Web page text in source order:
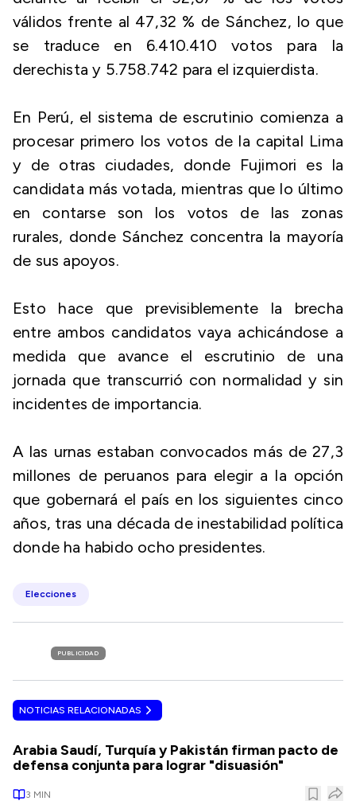
válidos frente al 47,32 % de Sánchez, lo que
se traduce en 6.410.410 votos para la
derechista y 5.758.742 para el izquierdista.
En Perú, el sistema de escrutinio comienza a
procesar primero los votos de la capital Lima
y de otras ciudades, donde Fujimori es la
candidata más votada, mientras que lo último
en contarse son los votos de las zonas
rurales, donde Sánchez concentra la mayoría
de sus apoyos.
Esto hace que previsiblemente la brecha
entre ambos candidatos vaya achicándose a
medida que avance el escrutinio de una
jornada que transcurrió con normalidad y sin
incidentes de importancia.
A las urnas estaban convocados más de 27,3
millones de peruanos para elegir a la opción
que gobernará el país en los siguientes cinco
años, tras una década de inestabilidad política
donde ha habido ocho presidentes.
Elecciones
PUBLICIDAD
NOTICIAS RELACIONADAS
Arabia Saudí, Turquía y Pakistán firman pacto de
defensa conjunta para lograr "disuasión"
3 MIN